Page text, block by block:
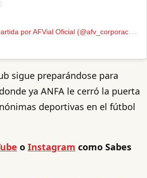
U
na publicación compartida por AFVial Oficial (@afv_corporacionoficial)
sigue preparándose para
ya ANFA le cerró la puerta
deportivas en el fútbol
o Instagram como Sabes